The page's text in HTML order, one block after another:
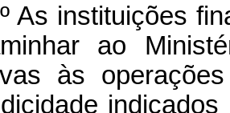
As instituições
ao
às